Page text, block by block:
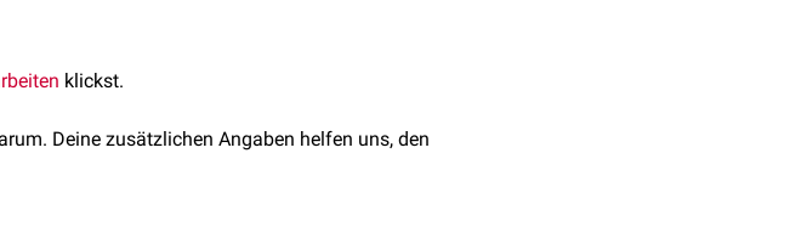
klickst.
Deine zusätzlichen Angaben helfen uns, den